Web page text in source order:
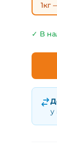
1кг
✓ В
у